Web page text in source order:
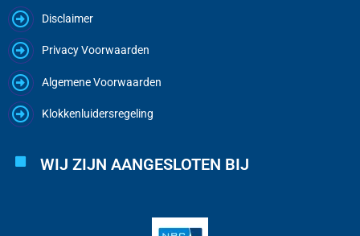
Disclaimer
Privacy Voorwaarden
Algemene Voorwaarden
Klokkenluidersregeling
WIJ ZIJN AANGESLOTEN BIJ